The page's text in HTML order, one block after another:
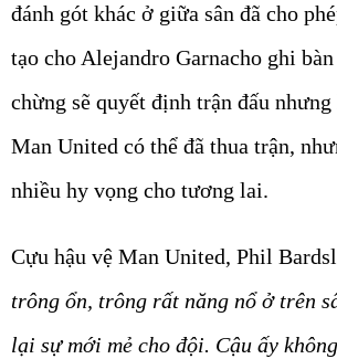
đánh gót khác ở giữa sân đã cho
tạo cho Alejandro Garnacho ghi
chừng sẽ quyết định trận đấu
Man United có thể đã thua trận,
nhiều hy vọng cho tương lai.
Cựu hậu vệ Man United, Phil
trông ổn, trông rất năng nổ ở trên
lại sự mới mẻ cho đội. Cậu ấy